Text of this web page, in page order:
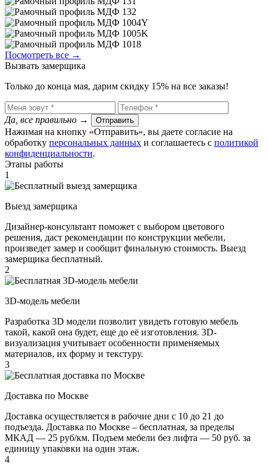
Посмотреть все →
Вызвать замерщика
Только до конца мая, дарим скидку 15% на все заказы!
Да, все правильно → Отправить
Нажимая на кнопку «Отправить», вы даете согласие на
обработку персональных данных ​ и соглашаетесь c политикой
конфиденциальности.
Этапы работы
1
Выезд замерщика
Дизайнер-консультант поможет с выбором цветового
решения, даст рекомендации по конструкции мебели,
произведет замер и сообщит финальную стоимость. Выезд
замерщика бесплатный.
2
3D-модель мебели
Разработка 3D модели позволит увидеть готовую мебель
такой, какой она будет, еще до её изготовления. 3D-
визуализация учитывает особенности применяемых
материалов, их форму и текстуру.
3
Доставка по Москве
Доставка осуществляется в рабочие дни с 10 до 21 до
подъезда. Доставка по Москве – бесплатная, за пределы
МКАД — 25 руб/км. Подъем мебели без лифта — 50 руб. за
единицу упаковки на один этаж.
4